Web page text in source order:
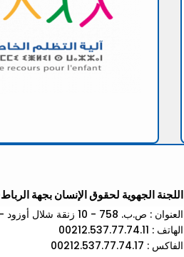
اللجنة الجهوية لحقوق الإنسان بجهة
العنوان : ص.ب. 758 - 10 زنقة شلال أوزود – أكدال الرباط. المغرب
الهاتف : 00212.537.77.74.11
الفاكس : 00212.537.77.74.17